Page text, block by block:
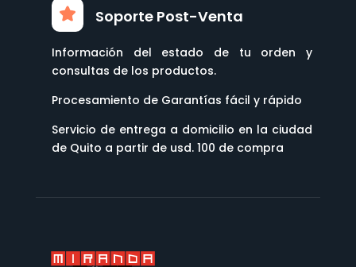
Soporte Post-Venta
Información del estado de tu orden y
consultas de los productos.
Procesamiento de Garantías fácil y rápido
Servicio de entrega a domicilio en la ciudad
de Quito a partir de usd. 100 de compra